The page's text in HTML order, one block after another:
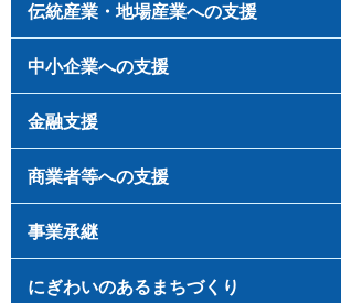
伝統産業・地場産業への支援
中小企業への支援
金融支援
商業者等への支援
事業承継
にぎわいのあるまちづくり